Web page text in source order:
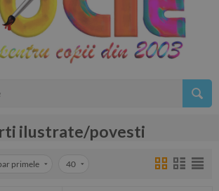
ilustrate/povesti
primele 40